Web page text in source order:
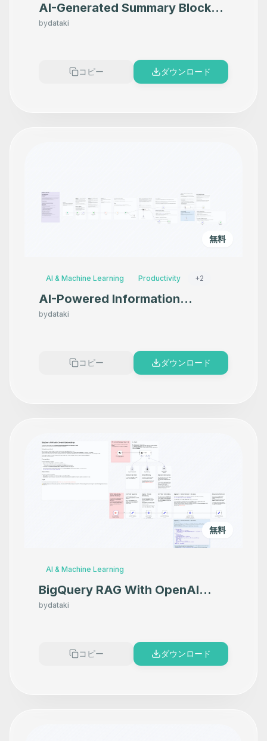
AI-Generated Summary Block
for WordPress Posts - with
bydataki
コピー ダウンロード
無料
AI & Machine Learning Productivity +2
AI-Powered Information
Monitoring with OpenAI, Google
bydataki
コピー ダウンロード
無料
AI & Machine Learning
BigQuery RAG With OpenAI
Embedding
bydataki
コピー ダウンロード